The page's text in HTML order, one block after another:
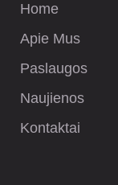
Home
Apie Mus
Paslaugos
Naujienos
Kontaktai